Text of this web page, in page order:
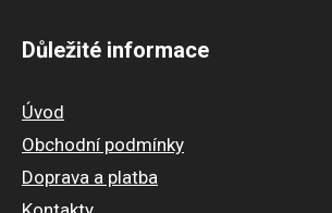
Důležité informace
Úvod
Obchodní podmínky
Doprava a platba